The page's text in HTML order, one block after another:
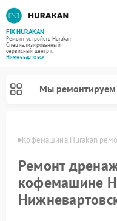
FIX-HURAKAN
Ремонт устройств Hurakan
Специализированный
cервисный центр г.
Нижневартовск
Мы ремонтируем
Кофемашина Hurakan
Ремонт
кофемашине